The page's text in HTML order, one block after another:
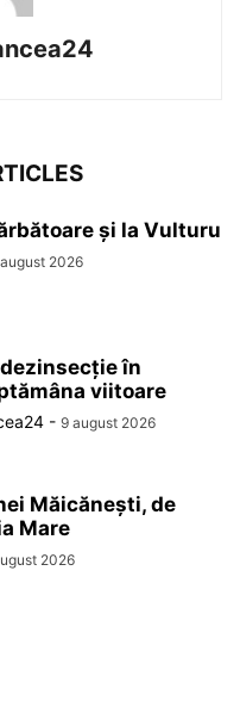
și la Vulturu
2026
în
viitoare
- 9 august 2026
Măicănești, de
Mare
2026